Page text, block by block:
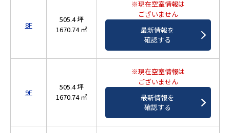
8F
505.4 坪
1670.74 ㎡
※現在空室情報は
ございません
最新情報を
確認する
9F
505.4 坪
1670.74 ㎡
※現在空室情報は
ございません
最新情報を
確認する